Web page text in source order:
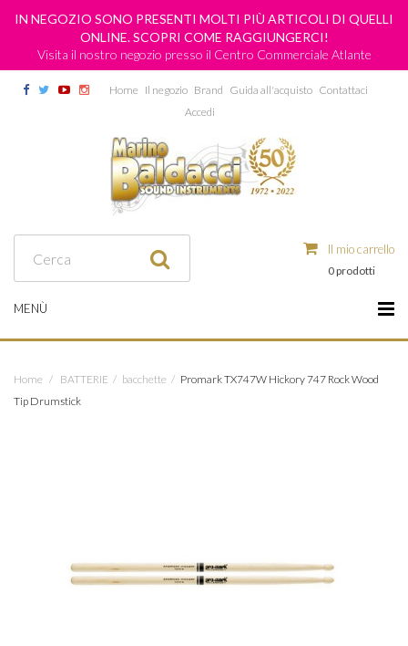
IN NEGOZIO SONO PRESENTI MOLTI PIÙ ARTICOLI DI QUELLI
ONLINE. SCOPRI COME RAGGIUNGERCI!
Visita il nostro negozio presso il Centro Commerciale Atlante
Home Il negozio Brand Guida all'acquisto Contattaci
Accedi
Il mio carrello
0 prodotti
MENÙ
Home / BATTERIE / bacchette / Promark TX747W Hickory 747 Rock Wood
Tip Drumstick